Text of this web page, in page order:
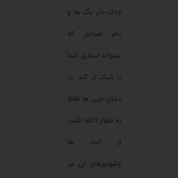
چاک دار، بگ ها و
مام استایل که
میتواند استایل شما
را شیک تر کند. در
دنیای جین ها فقط
به شلوار اکتفا نکنید
از کت ها
وشومیزهای لی نیز